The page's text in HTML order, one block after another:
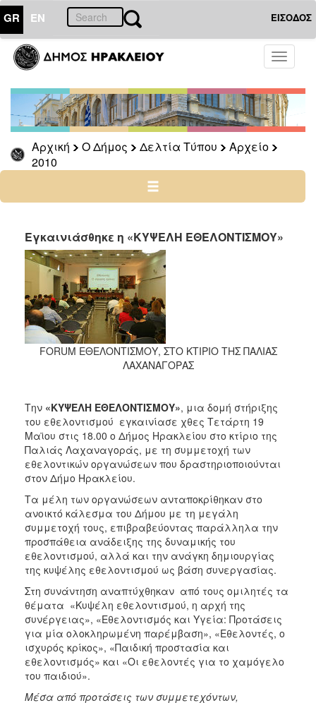
GR EN ΕΙΣΟΔΟΣ
Toggle
Αρχική Ο Δήμος Δελτία Τύπου
Αρχείο
2010
ΔΗΜΟΣ
Δελτία
Τύπου
Αρχείο
2026
2025
2022
2021
2020
2019
2018
2017
2013
2012
2011
2010
2006
ΤΟΠΟΣ
ΠΟΛΙΤΙΣΜΟΣ
ΑΝΘΕΚΤΙΚΗ
ΠΟΛΗ
Εγκαινιάσθηκε η «ΚΥΨΕΛΗ ΕΘΕΛΟΝΤΙΣΜΟΥ»
FORUM ΕΘΕΛΟΝΤΙΣΜΟΥ, ΣΤΟ ΚΤΙΡΙΟ ΤΗΣ ΠΑΛΙΑΣ
ΛΑΧΑΝΑΓΟΡΑΣ
Την «ΚΥΨΕΛΗ ΕΘΕΛΟΝΤΙΣΜΟΥ», μια δομή στήριξης
του εθελοντισμού εγκαινίασε χθες Τετάρτη 19
Μαϊου στις 18.00 ο Δήμος Ηρακλείου στο κτίριο της
Παλιάς Λαχαναγοράς, με τη συμμετοχή των
εθελοντικών οργανώσεων που δραστηριοποιούνται
στον Δήμο Ηρακλείου.
Τα μέλη των οργανώσεων ανταποκρίθηκαν στο
ανοικτό κάλεσμα του Δήμου με τη μεγάλη
συμμετοχή τους, επιβραβεύoντας παράλληλα την
προσπάθεια ανάδειξης της δυναμικής του
εθελοντισμού, αλλά και την ανάγκη δημιουργίας
της κυψέλης εθελοντισμού ως βάση συνεργασίας.
Στη συνάντηση αναπτύχθηκαν από τους ομιλητές τα
θέματα «Κυψέλη εθελοντισμού, η αρχή της
συνέργειας», «Εθελοντισμός και Υγεία: Προτάσεις
για μία ολοκληρωμένη παρέμβαση», «Εθελοντές, ο
ισχυρός κρίκος», «Παιδική προστασία και
εθελοντισμός» και «Οι εθελοντές για το χαμόγελο
του παιδιού».
Μέσα από προτάσεις των συμμετεχόντων,